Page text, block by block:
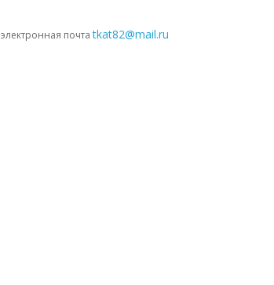
электронная почтаtkat82@mail.ru